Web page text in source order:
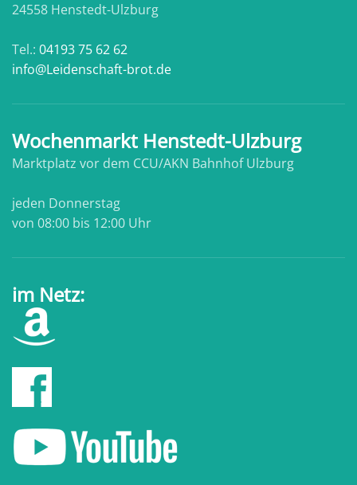
24558 Henstedt-Ulzburg
Tel.: 04193 75 62 62
info@Leidenschaft-brot.de
Wochenmarkt Henstedt-Ulzburg
Marktplatz vor dem CCU/AKN Bahnhof Ulzburg
jeden Donnerstag
von 08:00 bis 12:00 Uhr
im Netz: